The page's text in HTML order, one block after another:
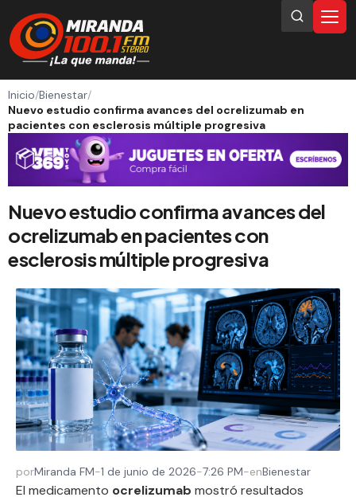
Inicio/Bienestar/
Nuevo estudio confirma avances del ocrelizumab en
pacientes con esclerosis múltiple progresiva
Nuevo estudio confirma avances del
ocrelizumab en pacientes con
esclerosis múltiple progresiva
porMiranda FM-1 de junio de 2026-7:26 PM-enBienestar
El medicamento ocrelizumab mostró resultados